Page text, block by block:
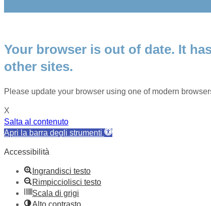
Your browser is out of date. It
other sites.
Please update your browser using one of modern
X
Salta al contenuto
Apri la barra degli strumenti
Accessibilità
Ingrandisci testo
Rimpicciolisci testo
Scala di grigi
Alto contrasto